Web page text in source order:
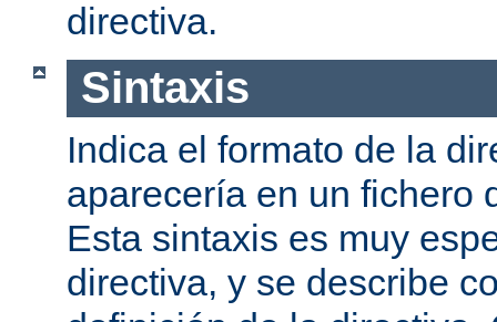
directiva.
Sintaxis
Indica el formato de la
aparecería en un fichero
Esta sintaxis es muy
directiva, y se describe